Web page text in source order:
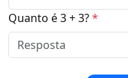
Quanto é 3 + 3?*